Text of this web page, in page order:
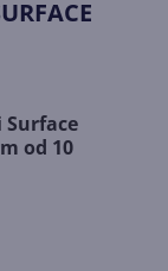
Surface
od 10